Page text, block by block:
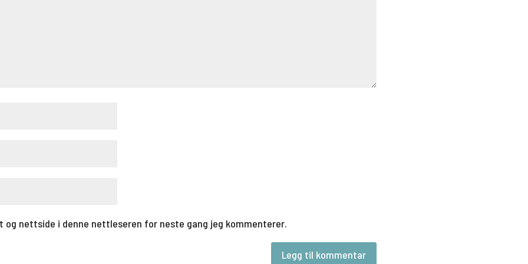
og nettside i denne nettleseren for neste gang jeg kommenterer.